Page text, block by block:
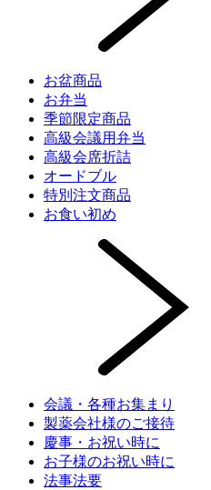
お盆商品
お弁当
季節限定商品
高級会議用弁当
高級会席折詰
オードブル
特別注文商品
お食い初め
会議・各種お集まり
製薬会社様のご接待
慶事・お祝い時に
お子様のお祝い時に
法事法要